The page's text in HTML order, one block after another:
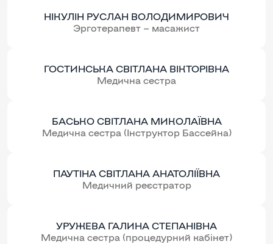
НІКУЛІН РУСЛАН ВОЛОДИМИРОВИЧ
Эрготерапевт – масажист
ГОСТИНСЬКА СВІТЛАНА ВІКТОРІВНА
Медична сестра
БАСЬКО СВІТЛАНА МИКОЛАЇВНА
Медична сестра (Інструктор Бассейна)
ПАУТІНА СВІТЛАНА АНАТОЛІЇВНА
Медичний реєстратор
УРУЖЕВА ГАЛИНА СТЕПАНІВНА
Медична сестра (процедурний кабінет)